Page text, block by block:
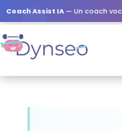
Coach Assist IA — Un coach vocal